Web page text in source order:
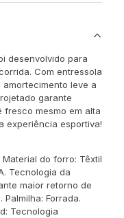
desenvolvido para
Com entressola
amortecimento leve a
garante
mesmo em alta
experiência esportiva!
do forro: Têxtil
Tecnologia da
maior retorno de
Forrada.
Tecnologia